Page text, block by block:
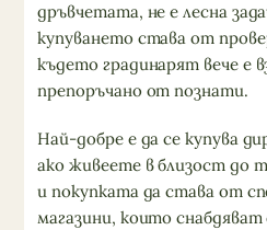
дръвчетата, не е лесна
купуването става от
където градинарят вече е
препоръчано от познати.
Най-добре е да се купува
ако живеете в близост до
и покупката да става от
магазини, които